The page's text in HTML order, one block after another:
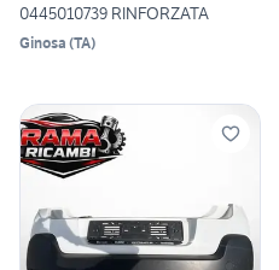
0445010739 RINFORZATA
Ginosa (TA)